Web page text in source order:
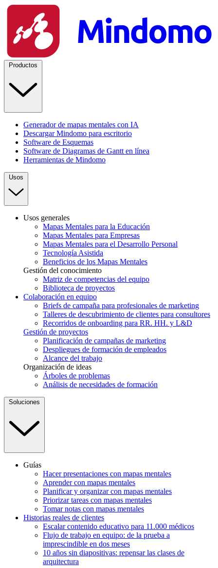
Productos
Generador de mapas mentales con IA
Descargar Mindomo para escritorio
Software de Esquemas
Software de Diagramas de Gantt en línea
Herramientas de Mindomo
Usos
Usos generales
Mapas Mentales para la Educación
Mapas Mentales para Empresas
Mapas Mentales para el Desarrollo Personal
Tecnología Asistida
Beneficios de los Mapas Mentales
Gestión del conocimiento
Matriz de competencias del equipo
Biblioteca de proyectos
Colaboración en equipo
Briefs de campaña para profesionales de marketing
Talleres de descubrimiento de clientes para consultores
Recorridos de onboarding para RR. HH. y L&D
Gestión de proyectos
Planificación de campañas de marketing
Despliegues de formación de empleados
Alcance del trabajo
Organización de ideas
Árboles de problemas
Análisis de necesidades de formación
Soluciones
Guías
Hacer presentaciones con mapas mentales
Aprender con mapas mentales
Planificar y organizar con mapas mentales
Priorizar tareas con mapas mentales
Tomar notas con mapas mentales
Historias reales de clientes
Escalar contenido educativo para 11.000 médicos
Flujo de trabajo en equipo: de la prueba a
imprescindible en dos meses
10 años sin diapositivas: repensar las clases de
arquitectura